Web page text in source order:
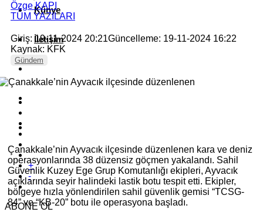
Künye
İletişim
Özge KAPI
TÜM YAZILARI
Giriş: 19-11-2024 20:21Güncelleme: 19-11-2024 16:22
Kaynak: KFK
Gündem
+
-
ABONE OL
Çanakkale’nin Ayvacık ilçesinde düzenlenen kara ve deniz
operasyonlarında 38 düzensiz göçmen yakalandı. Sahil
Güvenlik Kuzey Ege Grup Komutanlığı ekipleri, Ayvacık
açıklarında seyir halindeki lastik botu tespit etti. Ekipler,
bölgeye hızla yönlendirilen sahil güvenlik gemisi “TCSG-
84” ve “KB-20” botu ile operasyona başladı.